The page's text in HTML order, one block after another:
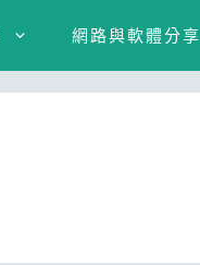
網路與軟體分享